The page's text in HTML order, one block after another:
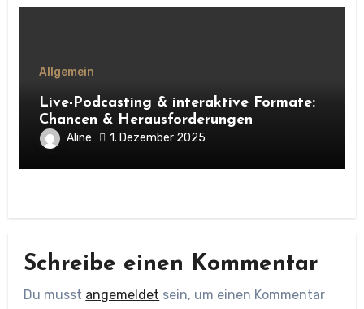
Allgemein
Live-Podcasting & interaktive Formate:
Chancen & Herausforderungen
Aline 1. Dezember 2025
Schreibe einen Kommentar
Du musst angemeldet sein, um einen Kommentar